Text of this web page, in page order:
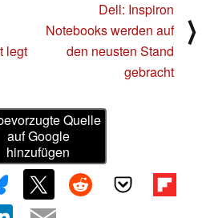
legt
Dell: Inspiron
Notebooks werden auf
den neusten Stand
gebracht
⟩
Quelle
auf Google
hinzufügen